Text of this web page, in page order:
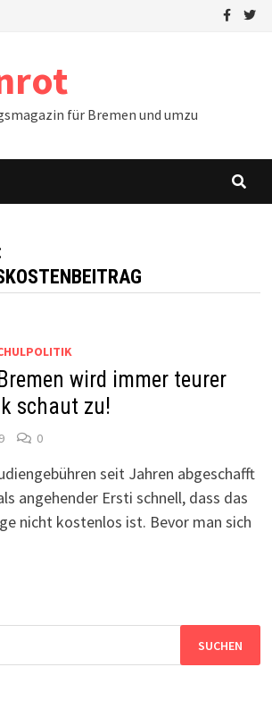
für Bremen und umzu
wird immer teurer
schaut zu!
0
seit Jahren abgeschafft
angehender Ersti schnell, dass das
nicht kostenlos ist. Bevor man sich